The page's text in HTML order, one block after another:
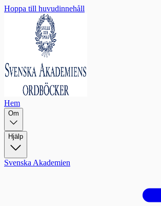
Hoppa till huvudinnehåll
Hem
Om
Hjälp
Svenska Akademien